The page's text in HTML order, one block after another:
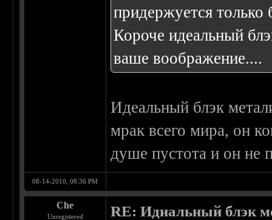
придержуется
Короче идеальный
ваше воображение....
Идеальный блэк
мрак всего мира, он
душе пустота и он не
08-14-2010, 08:36 PM
Che
Unregistered RE: Идиальный блэк